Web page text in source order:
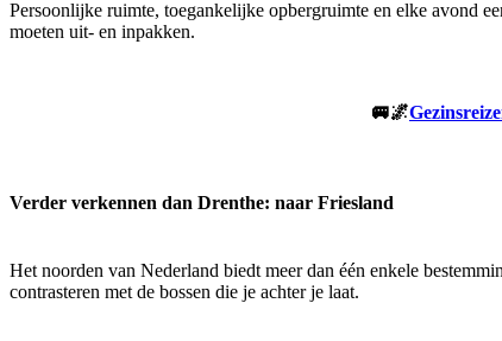
Persoonlijke ruimte, toegankelijke opbergruimte en elke avond
moeten uit- en inpakken.
🚐🌌
Verder verkennen dan Drenthe: naar Friesland
Het noorden van Nederland biedt meer dan één enkele
contrasteren met de bossen die je achter je laat.